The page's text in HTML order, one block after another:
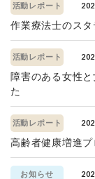
活動レポート
作業療法士のス
活動レポート
障害のある女性
た
活動レポート
高齢者健康増進
お知らせ